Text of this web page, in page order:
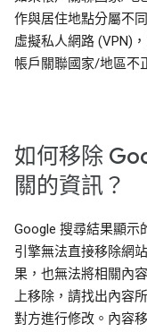
作與居住地點分屬不
虛擬私人網路 (VPN)
帳戶關聯國家/地區不
如何移除
關的資訊？
Google 搜尋結果顯示
引擎無法直接移除網
果，也無法將相關內
上移除，請找出內容
對方進行修改。內容